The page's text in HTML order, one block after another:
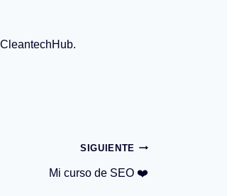
SIGUIENTE
Mi curso de SEO ❤️